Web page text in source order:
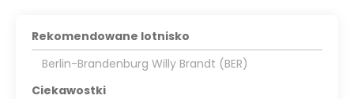
Rekomendowane lotnisko
Berlin-Brandenburg Willy Brandt (BER)
Ciekawostki